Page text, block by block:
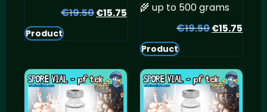
€19.50Oorspronkelijke
was:
€15.75 Huidige
is:
€15.75.
Product
🌾 up to 500 grams
€19.50
was:
€19.50.
€15.75
is:
Product